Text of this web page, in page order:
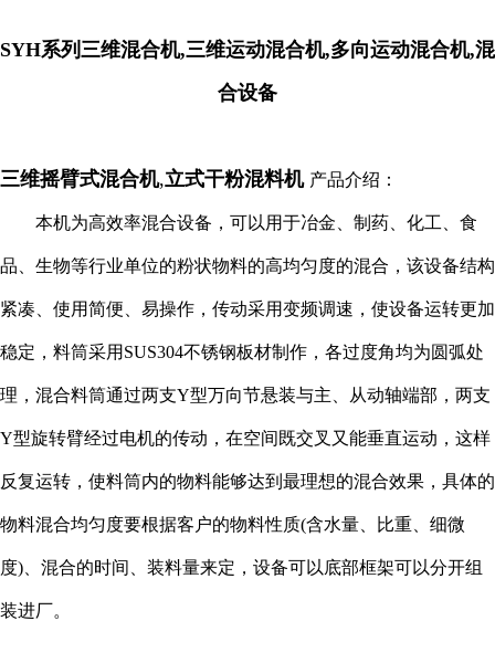
SYH系列三维混合机,三维运动混合机,多向运动混合机,混
合设备
三维摇臂式混合机,立式干粉混料机 产品介绍：
本机为高效率混合设备，可以用于冶金、制药、化工、食
品、生物等行业单位的粉状物料的高均匀度的混合，该设备结构
紧凑、使用简便、易操作，传动采用变频调速，使设备运转更加
稳定，料筒采用SUS304不锈钢板材制作，各过度角均为圆弧处
理，混合料筒通过两支Y型万向节悬装与主、从动轴端部，两支
Y型旋转臂经过电机的传动，在空间既交叉又能垂直运动，这样
反复运转，使料筒内的物料能够达到最理想的混合效果，具体的
物料混合均匀度要根据客户的物料性质(含水量、比重、细微
度)、混合的时间、装料量来定，设备可以底部框架可以分开组
装进厂。